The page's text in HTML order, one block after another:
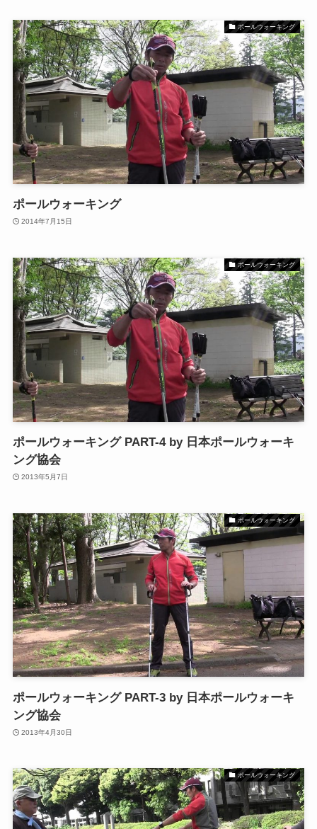
ポールウォーキング
ポールウォーキング
2014年7月15日
ポールウォーキング
ポールウォーキング PART-4 by 日本ポールウォーキ
ング協会
2013年5月7日
ポールウォーキング
ポールウォーキング PART-3 by 日本ポールウォーキ
ング協会
2013年4月30日
ポールウォーキング